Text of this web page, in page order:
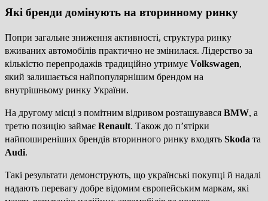
Які бренди домінують на вторинному ринку
Попри загальне зниження активності, структура ринку
вживаних автомобілів практично не змінилася. Лідерство за
кількістю перепродажів традиційно утримує Volkswagen,
який залишається найпопулярнішим брендом на
внутрішньому ринку України.
На другому місці з помітним відривом розташувався BMW, а
третю позицію займає Renault. Також до п’ятірки
найпоширеніших брендів вторинного ринку входять Skoda та
Audi.
Такі результати демонструють, що українські покупці й надалі
надають перевагу добре відомим європейським маркам, які